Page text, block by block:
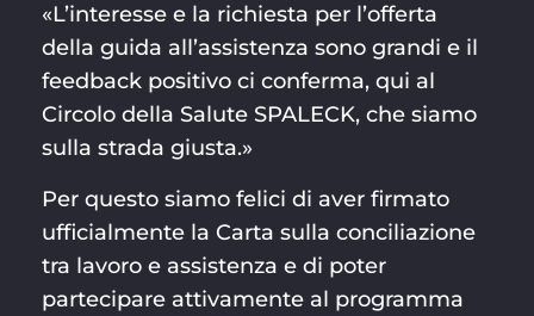
«L’interesse e la richiesta per l’offerta
della guida all’assistenza sono grandi e il
feedback positivo ci conferma, qui al
Circolo della Salute SPALECK, che siamo
sulla strada giusta.»
Per questo siamo felici di aver firmato
ufficialmente la Carta sulla conciliazione
tra lavoro e assistenza e di poter
partecipare attivamente al programma